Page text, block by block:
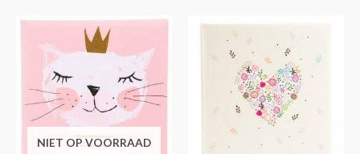
NIET OP VOORRAAD